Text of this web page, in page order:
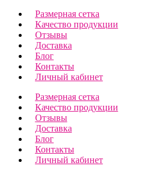
Размерная сетка
Качество продукции
Отзывы
Доставка
Блог
Контакты
Личный кабинет
Размерная сетка
Качество продукции
Отзывы
Доставка
Блог
Контакты
Личный кабинет